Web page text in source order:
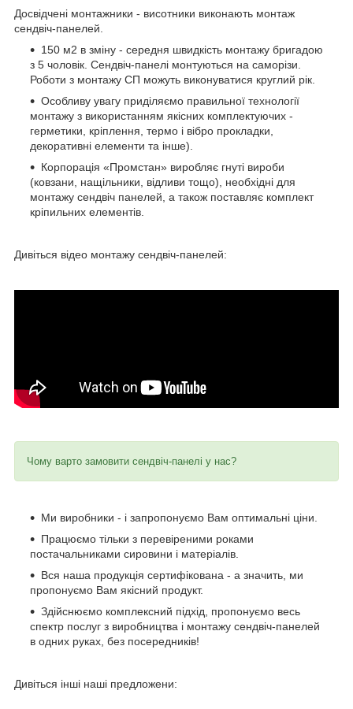
Досвідчені монтажники - висотники виконають монтаж
сендвіч-панелей.
150 м2 в зміну - середня швидкість монтажу бригадою
з 5 чоловік. Сендвіч-панелі монтуються на саморізи.
Роботи з монтажу СП можуть виконуватися круглий рік.
Особливу увагу приділяємо правильної технології
монтажу з використанням якісних комплектуючих -
герметики, кріплення, термо і вібро прокладки,
декоративні елементи та інше).
Корпорація «Промстан» виробляє гнуті вироби
(ковзани, нащільники, відливи тощо), необхідні для
монтажу сендвіч панелей, а також поставляє комплект
кріпильних елементів.
Дивіться відео монтажу сендвіч-панелей:
Чому варто замовити сендвіч-панелі у нас?
Ми виробники - і запропонуємо Вам оптимальні ціни.
Працюємо тільки з перевіреними роками
постачальниками сировини і матеріалів.
Вся наша продукція сертифікована - а значить, ми
пропонуємо Вам якісний продукт.
Здійснюємо комплексний підхід, пропонуємо весь
спектр послуг з виробництва і монтажу сендвіч-панелей
в одних руках, без посередників!
Дивіться інші наші предложени: